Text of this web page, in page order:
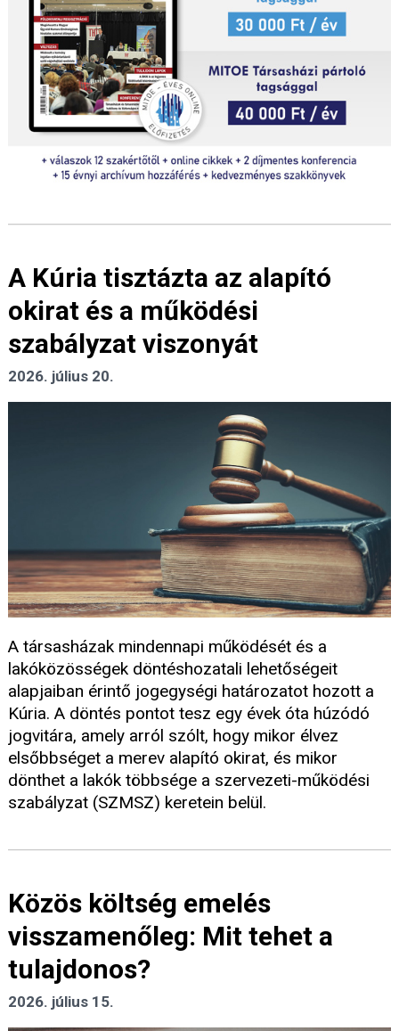
A Kúria tisztázta az alapító
okirat és a működési
szabályzat viszonyát
2026. július 20.
A társasházak mindennapi működését és a
lakóközösségek döntéshozatali lehetőségeit
alapjaiban érintő jogegységi határozatot hozott a
Kúria. A döntés pontot tesz egy évek óta húzódó
jogvitára, amely arról szólt, hogy mikor élvez
elsőbbséget a merev alapító okirat, és mikor
dönthet a lakók többsége a szervezeti-működési
szabályzat (SZMSZ) keretein belül.
Közös költség emelés
visszamenőleg: Mit tehet a
tulajdonos?
2026. július 15.